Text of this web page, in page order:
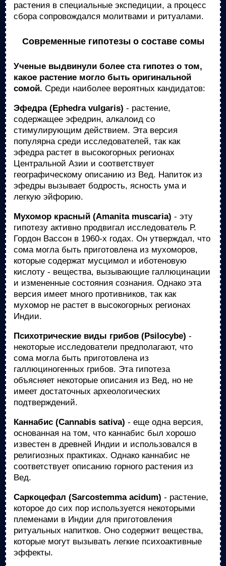
растения в специальные экспедиции, а процесс
сбора сопровождался молитвами и ритуалами.
Современные гипотезы о составе сомы
Ученые выдвинули более ста гипотез о том,
какое растение могло быть оригинальной
сомой. Среди наиболее вероятных кандидатов:
Эфедра (Ephedra vulgaris) - растение,
содержащее эфедрин, алкалоид со
стимулирующим действием. Эта версия
популярна среди исследователей, так как
эфедра растет в высокогорных регионах
Центральной Азии и соответствует
географическому описанию из Вед. Напиток из
эфедры вызывает бодрость, ясность ума и
легкую эйфорию.
Мухомор красный (Amanita muscaria) - эту
гипотезу активно продвигал исследователь Р.
Гордон Вассон в 1960-х годах. Он утверждал, что
сома могла быть приготовлена из мухоморов,
которые содержат мусцимол и иботеновую
кислоту - вещества, вызывающие галлюцинации
и измененные состояния сознания. Однако эта
версия имеет много противников, так как
мухомор не растет в высокогорных регионах
Индии.
Психотрические виды грибов (Psilocybe) -
некоторые исследователи предполагают, что
сома могла быть приготовлена из
галлюциногенных грибов. Эта гипотеза
объясняет некоторые описания из Вед, но не
имеет достаточных археологических
подтверждений.
Каннабис (Cannabis sativa) - еще одна версия,
основанная на том, что каннабис был хорошо
известен в древней Индии и использовался в
религиозных практиках. Однако каннабис не
соответствует описанию горного растения из
Вед.
Саркоцефал (Sarcostemma acidum) - растение,
которое до сих пор используется некоторыми
племенами в Индии для приготовления
ритуальных напитков. Оно содержит вещества,
которые могут вызывать легкие психоактивные
эффекты.